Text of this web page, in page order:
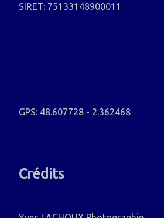
SIRET: 75133148900011
GPS: 48.607728 - 2.362468
Crédits